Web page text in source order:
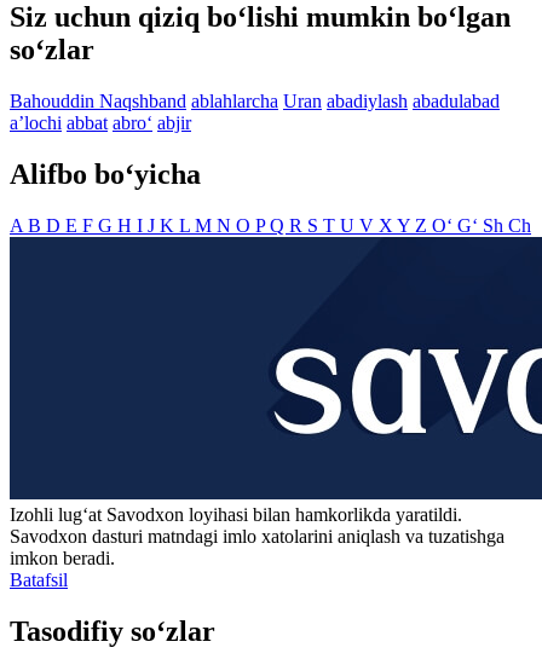
Siz uchun qiziq bo‘lishi mumkin bo‘lgan
so‘zlar
Bahouddin Naqshband ablahlarcha Uran abadiylash abadulabad
aʼlochi abbat abro‘ abjir
Alifbo bo‘yicha
A B D E F G H I J K L M N O PQ R S T U V X Y Z O‘ G‘ Sh Ch
Izohli lugʻat Savodxon loyihasi bilan hamkorlikda yaratildi.
Savodxon dasturi matndagi imlo xatolarini aniqlash va tuzatishga
imkon beradi.
Batafsil
Tasodifiy so‘zlar